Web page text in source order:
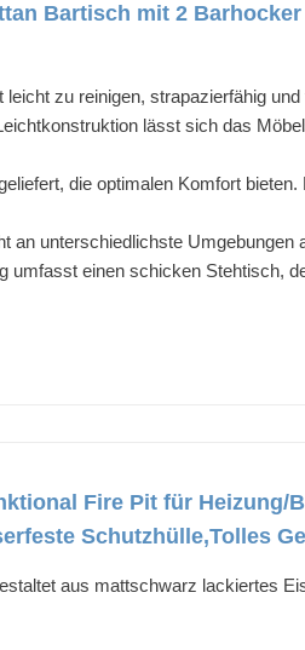
Bartisch mit 2
zu reinigen, strapazierfähig
lässt sich das
die optimalen Komfort
an unterschiedlichste Umgebungen
einen schicken Stehtisch,
Fire Pit für Heizung/
Schutzhülle,Tolles
aus mattschwarz lackiertes